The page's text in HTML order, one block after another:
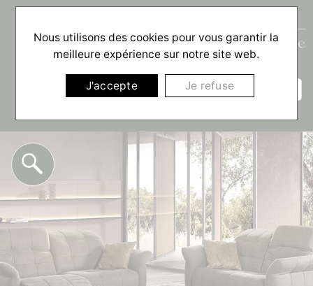
☰
Nous utilisons des cookies pour vous garantir la
meilleure expérience sur notre site web.
J'accepte Je refuse